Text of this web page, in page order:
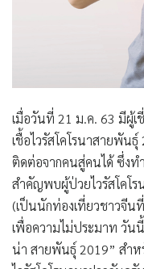
เมื่อวันที่ 21 ม.ค. 63 มีผู้
เชื้อไวรัสโคโรนาสายพัน
ติดต่อจากคนสู่คนได้ ซึ่งท
สำคัญพบผู้ป่วยไวรัสโคโ
(เป็นนักท่องเที่ยวชาวจีน
เพื่อความไม่ประมาท วัน
น่า สายพันธุ์ 2019” สำห